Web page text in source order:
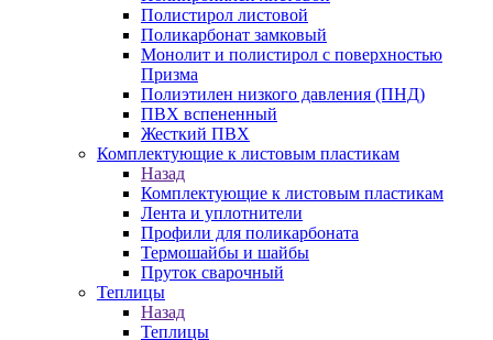
Полистирол листовой
Поликарбонат замковый
Монолит и полистирол с поверхностью
Призма
Полиэтилен низкого давления (ПНД)
ПВХ вспененный
Жесткий ПВХ
Комплектующие к листовым пластикам
Назад
Комплектующие к листовым пластикам
Лента и уплотнители
Профили для поликарбоната
Термошайбы и шайбы
Пруток сварочный
Теплицы
Назад
Теплицы